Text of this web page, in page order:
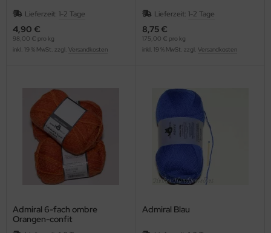
Lieferzeit: 1-2 Tage
4,90 €
98,00 € pro kg
inkl. 19 % MwSt. zzgl. Versandkosten
Lieferzeit: 1-2 Tage
8,75 €
175,00 € pro kg
inkl. 19 % MwSt. zzgl. Versandkosten
Admiral 6-fach ombre
Orangen-confit
Admiral Blau